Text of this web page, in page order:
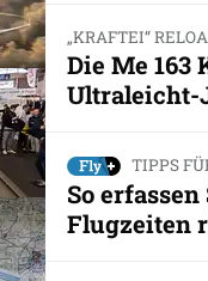
„KRAFTEI“
Die Me 163
Ultraleicht-
TIPPS
So
Flugzeiten